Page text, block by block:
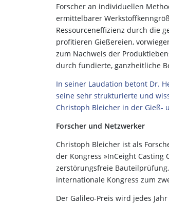
Forscher an individuellen
ermittelbarer
Ressourceneffizienz durch die
profitieren Gießereien,
zum Nachweis der
durch fundierte, ganzheitliche
In seiner Laudation betont Dr.
seine sehr strukturierte und
Christoph Bleicher in der Gieß-
Forscher und Netzwerker
Christoph Bleicher ist als
der Kongress »InCeight
zerstörungsfreie
internationale Kongress zum
Der Galileo-Preis wird jedes